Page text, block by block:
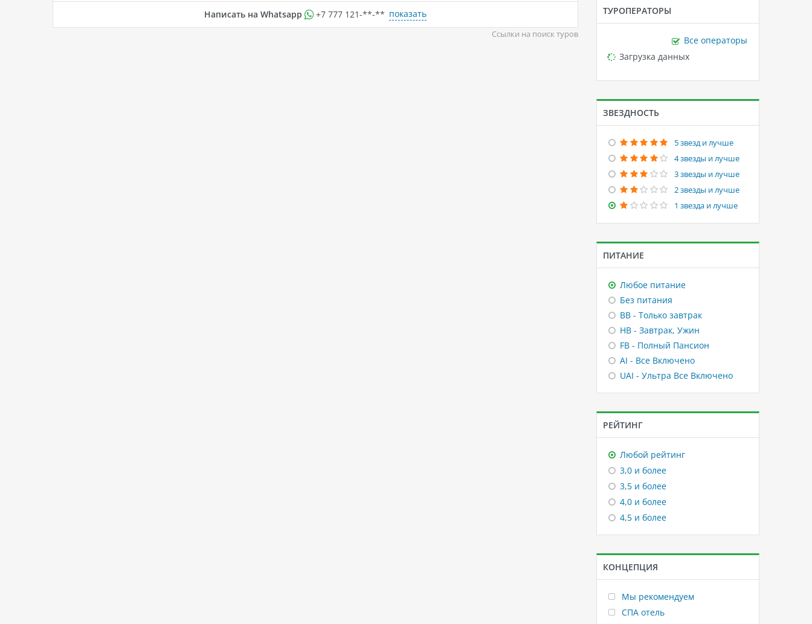
Написать на Whatsapp +7 777 121-**-** показать
Ссылки на поиск туров
ТУРОПЕРАТОРЫ
Все операторы
Loading...
Загрузка данных
ЗВЕЗДНОСТЬ
5 звезд и лучше
4 звезды и лучше
3 звезды и лучше
2 звезды и лучше
1 звезда и лучше
ПИТАНИЕ
Любое питание
Без питания
BB - Только завтрак
HB - Завтрак, Ужин
FB - Полный Пансион
AI - Все Включено
UAI - Ультра Все Включено
РЕЙТИНГ
Любой рейтинг
3,0 и более
3,5 и более
4,0 и более
4,5 и более
КОНЦЕПЦИЯ
Мы рекомендуем
СПА отель